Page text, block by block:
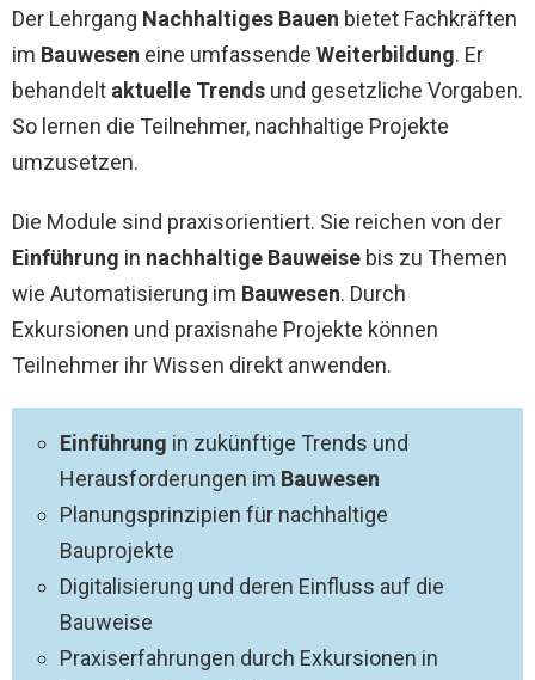
Der Lehrgang Nachhaltiges Bauen bietet Fachkräften
im Bauwesen eine umfassende Weiterbildung. Er
behandelt aktuelle Trends und gesetzliche Vorgaben.
So lernen die Teilnehmer, nachhaltige Projekte
umzusetzen.
Die Module sind praxisorientiert. Sie reichen von der
Einführung in nachhaltige Bauweise bis zu Themen
wie Automatisierung im Bauwesen. Durch
Exkursionen und praxisnahe Projekte können
Teilnehmer ihr Wissen direkt anwenden.
Einführung in zukünftige Trends und
Herausforderungen im Bauwesen
Planungsprinzipien für nachhaltige
Bauprojekte
Digitalisierung und deren Einfluss auf die
Bauweise
Praxiserfahrungen durch Exkursionen in